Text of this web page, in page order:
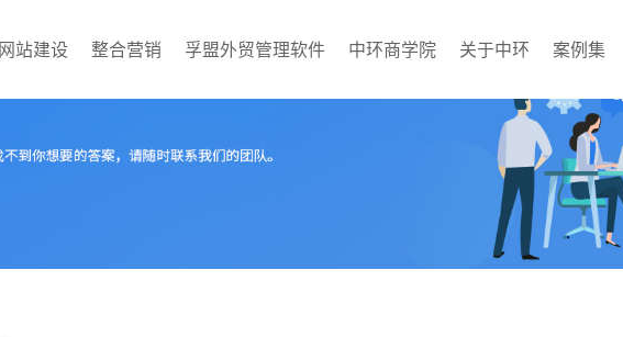
网站建设 整合营销 孚盟外贸管理软件 中环商学院 关于中环 案例集